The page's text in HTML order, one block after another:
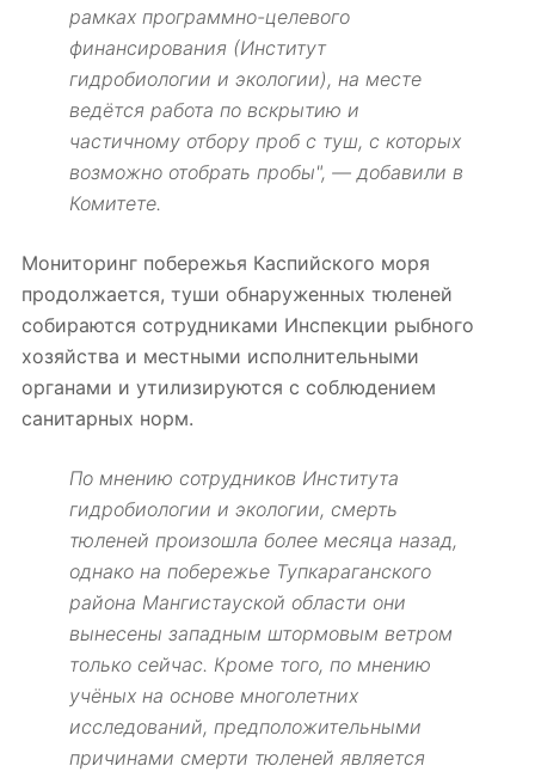
рамках программно-целевого
финансирования (Институт
гидробиологии и экологии), на месте
ведётся работа по вскрытию и
частичному отбору проб с туш, с которых
возможно отобрать пробы", — добавили в
Комитете.
Мониторинг побережья Каспийского моря
продолжается, туши обнаруженных тюленей
собираются сотрудниками Инспекции рыбного
хозяйства и местными исполнительными
органами и утилизируются с соблюдением
санитарных норм.
По мнению сотрудников Института
гидробиологии и экологии, смерть
тюленей произошла более месяца назад,
однако на побережье Тупкараганского
района Мангистауской области они
вынесены западным штормовым ветром
только сейчас. Кроме того, по мнению
учёных на основе многолетних
исследований, предположительными
причинами смерти тюленей является